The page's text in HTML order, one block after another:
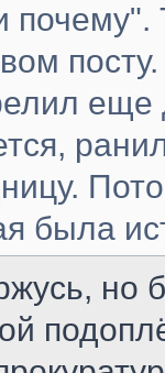
почему".
еще
была
но